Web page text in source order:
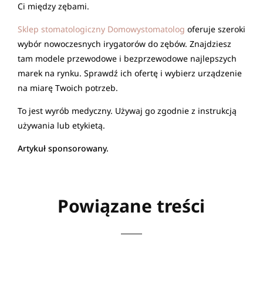
Ci między zębami.
Sklep stomatologiczny Domowystomatolog oferuje szeroki
wybór nowoczesnych irygatorów do zębów. Znajdziesz
tam modele przewodowe i bezprzewodowe najlepszych
marek na rynku. Sprawdź ich ofertę i wybierz urządzenie
na miarę Twoich potrzeb.
To jest wyrób medyczny. Używaj go zgodnie z instrukcją
używania lub etykietą.
Artykuł sponsorowany.
Powiązane treści